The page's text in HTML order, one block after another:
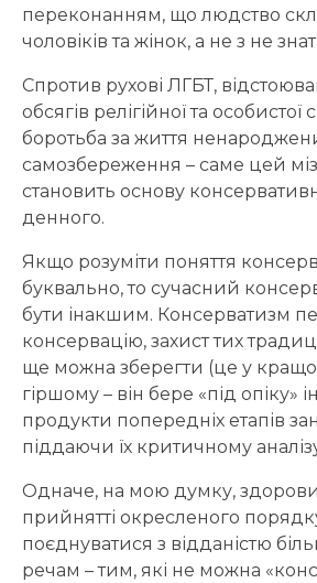
переконанням, що людство
чоловіків та жінок, а не з не
Спротив рухові ЛГБТ,
обсягів релігійної та особистої
боротьба за життя
самозбереження – саме цей
становить основу
денного.
Якщо розуміти поняття
буквально, то сучасний
бути інакшим. Консерватизм
консервацію, захист тих
ще можна зберегти (це у
гіршому – він бере «під опіку»
продукти попередніх етапів
піддаючи їх критичному
Одначе, на мою думку,
прийнятті окресленого
поєднуватися з відданістю
речам – тим, які не можна